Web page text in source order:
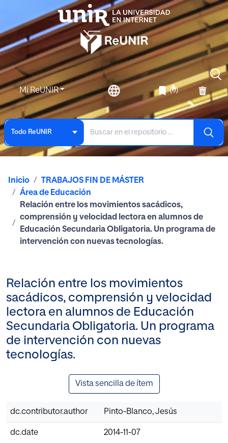
Mi ReUNIR (0)
Todo ReUNIR
Inicio
TRABAJOS FIN DE MÁSTER
Área de Educación
Relación entre los movimientos sacádicos,
comprensión y velocidad lectora en alumnos de
Educación Secundaria Obligatoria. Un programa de
intervención con nuevas tecnologías.
Relación entre los movimientos
sacádicos, comprensión y velocidad
lectora en alumnos de Educación
Secundaria Obligatoria. Un programa
de intervención con nuevas
tecnologías.
Vista sencilla de ítem
dc.contributor.author Pinto-Blanco, Jesús
dc.date 2014-11-07